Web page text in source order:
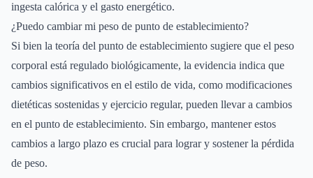
ingesta calórica y el gasto energético.
¿Puedo cambiar mi peso de punto de establecimiento?
Si bien la teoría del punto de establecimiento sugiere que el peso
corporal está regulado biológicamente, la evidencia indica que
cambios significativos en el estilo de vida, como modificaciones
dietéticas sostenidas y ejercicio regular, pueden llevar a cambios
en el punto de establecimiento. Sin embargo, mantener estos
cambios a largo plazo es crucial para lograr y sostener la pérdida
de peso.